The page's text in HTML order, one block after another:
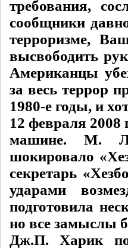
требования,
сообщники
терроризме,
высвободить
Американцы
за весь террор
1980-е годы, и
12 февраля 2008
машине. М.
шокировало
секретарь
ударами
подготовила
но все замыслы
Дж.П. Харик